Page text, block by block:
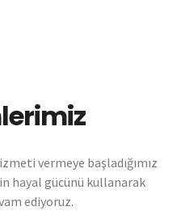
vermeye başladığımız
hayal gücünü kullanarak
ediyoruz.